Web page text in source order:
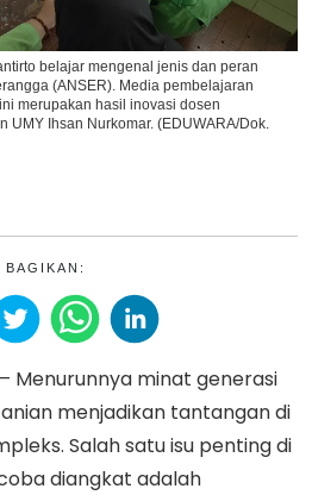
belajar mengenal jenis dan peran
(ANSER). Media pembelajaran
merupakan hasil inovasi dosen
UMY Ihsan Nurkomar. (EDUWARA/Dok.
BAGIKAN:
Menurunnya minat generasi
menjadikan tantangan di
Salah satu isu penting di
diangkat adalah